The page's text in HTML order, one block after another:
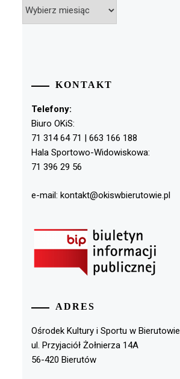
KONTAKT
Telefony:
Biuro OKiS:
71 314 64 71 | 663 166 188
Hala Sportowo-Widowiskowa:
71 396 29 56
e-mail: kontakt@okiswbierutowie.pl
ADRES
Ośrodek Kultury i Sportu w Bierutowie
ul. Przyjaciół Żołnierza 14A
56-420 Bierutów